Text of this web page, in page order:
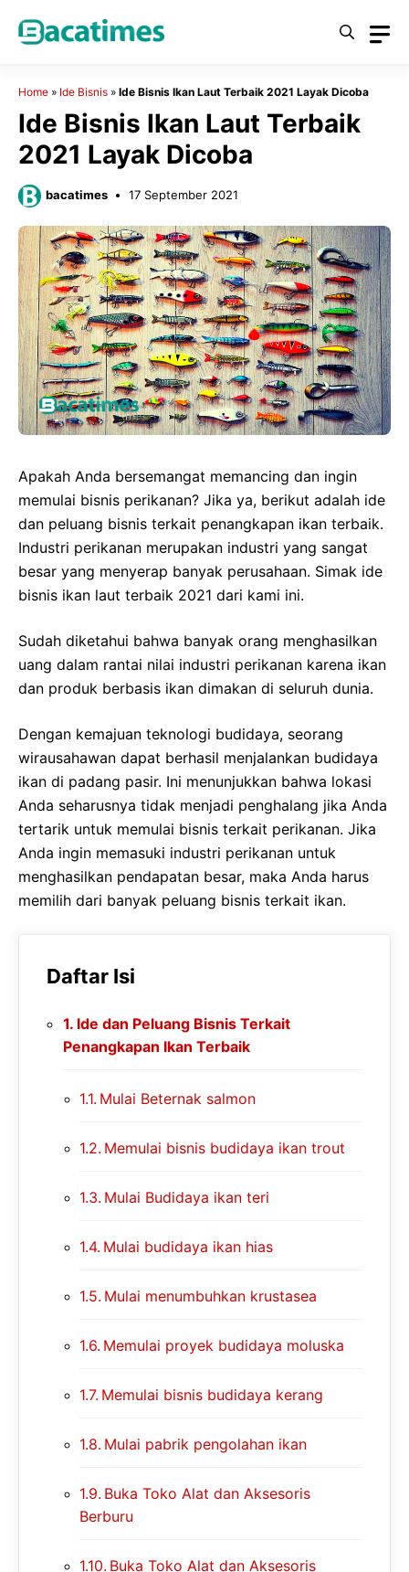
Home » Ide Bisnis » Ide Bisnis Ikan Laut Terbaik 2021 Layak Dicoba
Ide Bisnis Ikan Laut Terbaik
2021 Layak Dicoba
bacatimes 17 September 2021
Apakah Anda bersemangat memancing dan ingin
memulai bisnis perikanan? Jika ya, berikut adalah ide
dan peluang bisnis terkait penangkapan ikan terbaik.
Industri perikanan merupakan industri yang sangat
besar yang menyerap banyak perusahaan. Simak ide
bisnis ikan laut terbaik 2021 dari kami ini.
Sudah diketahui bahwa banyak orang menghasilkan
uang dalam rantai nilai industri perikanan karena ikan
dan produk berbasis ikan dimakan di seluruh dunia.
Dengan kemajuan teknologi budidaya, seorang
wirausahawan dapat berhasil menjalankan budidaya
ikan di padang pasir. Ini menunjukkan bahwa lokasi
Anda seharusnya tidak menjadi penghalang jika Anda
tertarik untuk memulai bisnis terkait perikanan. Jika
Anda ingin memasuki industri perikanan untuk
menghasilkan pendapatan besar, maka Anda harus
memilih dari banyak peluang bisnis terkait ikan.
Daftar Isi
Ide dan Peluang Bisnis Terkait
Penangkapan Ikan Terbaik
Mulai Beternak salmon
Memulai bisnis budidaya ikan trout
Mulai Budidaya ikan teri
Mulai budidaya ikan hias
Mulai menumbuhkan krustasea
Memulai proyek budidaya moluska
Memulai bisnis budidaya kerang
Mulai pabrik pengolahan ikan
Buka Toko Alat dan Aksesoris
Berburu
Buka Toko Alat dan Aksesoris